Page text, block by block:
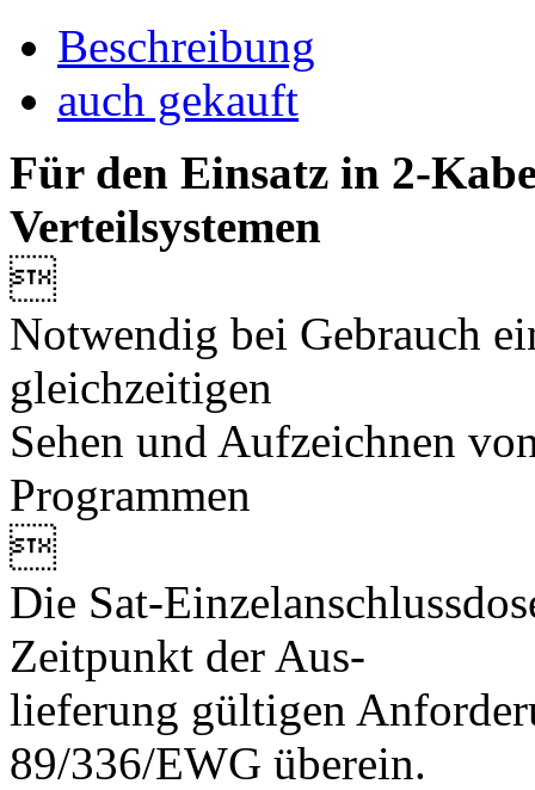
Beschreibung
auch gekauft
Für den Einsatz in 2-
Verteilsystemen

Notwendig bei Gebrauch
gleichzeitigen
Sehen und Aufzeichnen
Programmen

Die Sat-
Zeitpunkt der Aus-
lieferung gültigen
89/336/EWG überein.